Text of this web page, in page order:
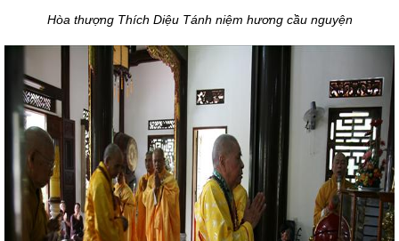
Hòa thượng Thích Diệu Tánh niệm hương cầu nguyện